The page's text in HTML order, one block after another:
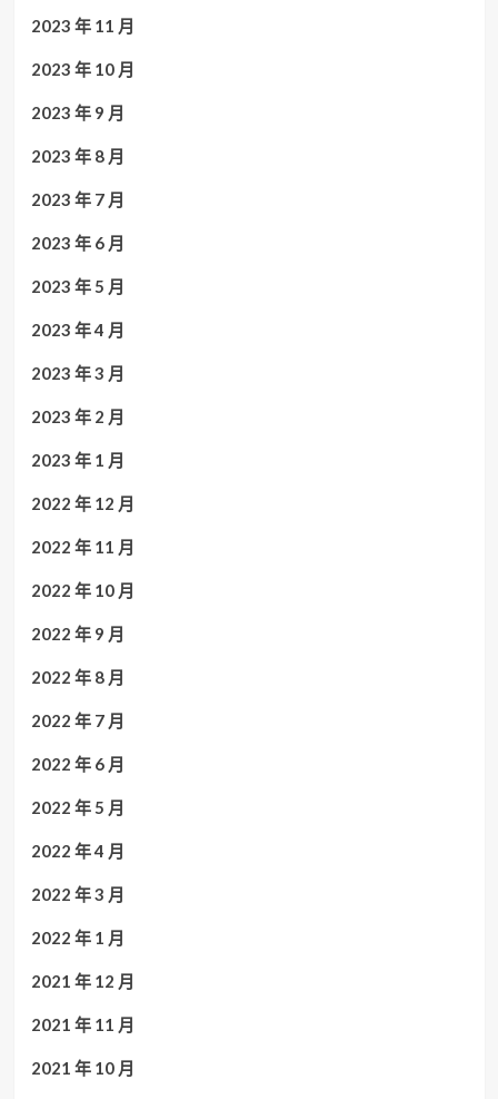
2023 年 11 月
2023 年 10 月
2023 年 9 月
2023 年 8 月
2023 年 7 月
2023 年 6 月
2023 年 5 月
2023 年 4 月
2023 年 3 月
2023 年 2 月
2023 年 1 月
2022 年 12 月
2022 年 11 月
2022 年 10 月
2022 年 9 月
2022 年 8 月
2022 年 7 月
2022 年 6 月
2022 年 5 月
2022 年 4 月
2022 年 3 月
2022 年 1 月
2021 年 12 月
2021 年 11 月
2021 年 10 月